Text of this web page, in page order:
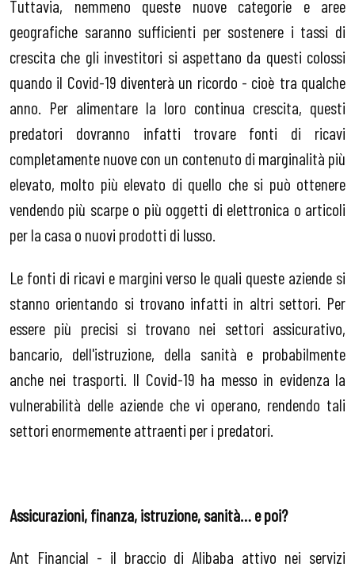
Tuttavia, nemmeno queste nuove categorie e aree
geografiche saranno sufficienti per sostenere i tassi di
crescita che gli investitori si aspettano da questi colossi
quando il Covid-19 diventerà un ricordo - cioè tra qualche
anno. Per alimentare la loro continua crescita, questi
predatori dovranno infatti trovare fonti di ricavi
completamente nuove con un contenuto di marginalità più
elevato, molto più elevato di quello che si può ottenere
vendendo più scarpe o più oggetti di elettronica o articoli
per la casa o nuovi prodotti di lusso.
Le fonti di ricavi e margini verso le quali queste aziende si
stanno orientando si trovano infatti in altri settori. Per
essere più precisi si trovano nei settori assicurativo,
bancario, dell'istruzione, della sanità e probabilmente
anche nei trasporti. Il Covid-19 ha messo in evidenza la
vulnerabilità delle aziende che vi operano, rendendo tali
settori enormemente attraenti per i predatori.
Assicurazioni, finanza, istruzione, sanità… e poi?
Ant Financial - il braccio di Alibaba attivo nei servizi